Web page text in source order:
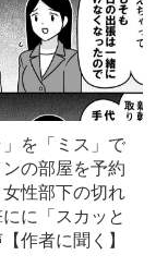
」を「ミス」で
の部屋を予約
性部下の切れ
に「スカッと
作者に聞く】